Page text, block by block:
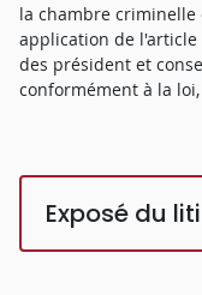
la chambre criminelle
application de l'article
des président et
conformément à la
Exposé du